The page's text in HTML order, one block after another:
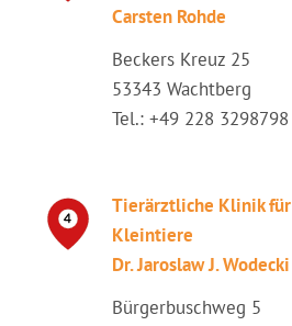
Carsten Rohde
Beckers Kreuz 25
53343 Wachtberg
Tel.: +49 228 3298798
Tierärztliche Klinik für
Kleintiere
Dr. Jaroslaw J. Wodecki
Bürgerbuschweg 5